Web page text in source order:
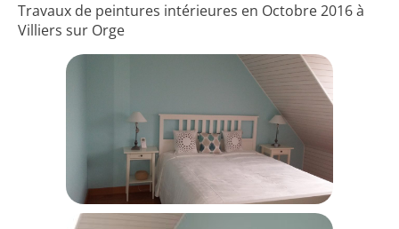
Travaux de peintures intérieures en Octobre 2016 à
Villiers sur Orge